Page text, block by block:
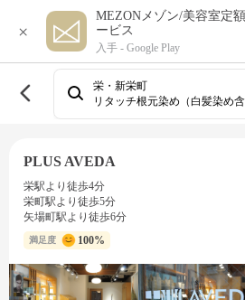
×
MEZONメゾン/美容室定
ービス
入手 - Google Play
栄・新栄町
PLUS AVEDA
栄駅より徒歩4分
栄町駅より徒歩5分
矢場町駅より徒歩6分
満足度 100%